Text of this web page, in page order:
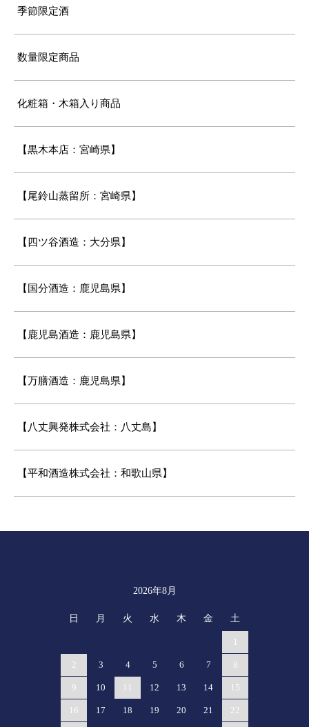
季節限定酒
数量限定商品
化粧箱・木箱入り商品
【黒木本店：宮崎県】
【尾鈴山蒸留所：宮崎県】
【四ツ谷酒造：大分県】
【国分酒造：鹿児島県】
【鹿児島酒造：鹿児島県】
【万膳酒造：鹿児島県】
【八丈興発株式会社：八丈島】
【平和酒造株式会社：和歌山県】
2026年8月
日 月 火 水 木 金 土
1
2 3 4 5 6 7 8
9 10 11 12 13 14 15
16 17 18 19 20 21 22